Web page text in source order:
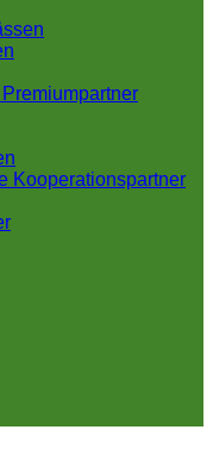
Kooperationspartner